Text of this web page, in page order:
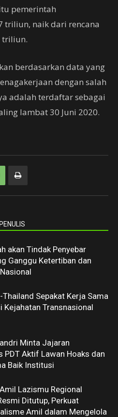
pemerintah
triliun, naik dari rencana
triliun.
berdasarkan data yang
dengan salah
adalah terdaftar sebagai
lambat 30 Juni 2020.
akan Tindak Penyebar
Ganggu Ketertiban dan
Sepakat Kerja Sama
Kejahatan Transnasional
Minta Jajaran
PDT Aktif Lawan Hoaks dan
Baik Institusi
Lazismu Regional
Ditutup, Perkuat
Amil dalam Mengelola